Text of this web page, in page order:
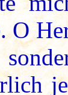
O